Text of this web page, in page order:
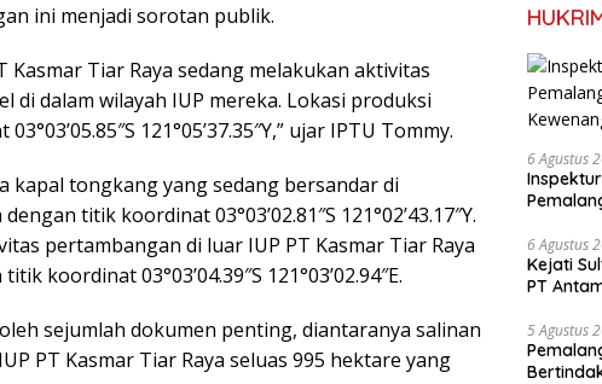
ini menjadi sorotan publik.
Tiar Raya sedang melakukan aktivitas
di dalam wilayah IUP mereka. Lokasi produksi
121°05’37.35″Y,” ujar IPTU Tommy.
kapal tongkang yang sedang bersandar di
titik koordinat 03°03’02.81″S 121°02’43.17″Y.
pertambangan di luar IUP PT Kasmar Tiar Raya
koordinat 03°03’04.39″S 121°03’02.94″E.
sejumlah dokumen penting, diantaranya salinan
PT Kasmar Tiar Raya seluas 995 hektare yang
6 Agustus
6 Agustus
Kejati
PT
5 Agustus